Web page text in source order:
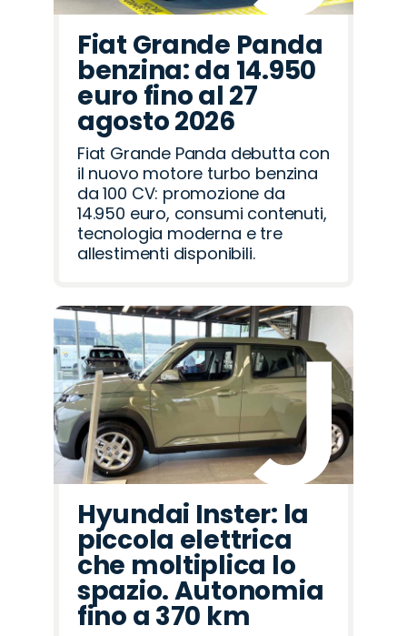
Fiat Grande Panda
benzina: da 14.950
euro fino al 27
agosto 2026
Fiat Grande Panda debutta con
il nuovo motore turbo benzina
da 100 CV: promozione da
14.950 euro, consumi contenuti,
tecnologia moderna e tre
allestimenti disponibili.
Hyundai Inster: la
piccola elettrica
che moltiplica lo
spazio. Autonomia
fino a 370 km